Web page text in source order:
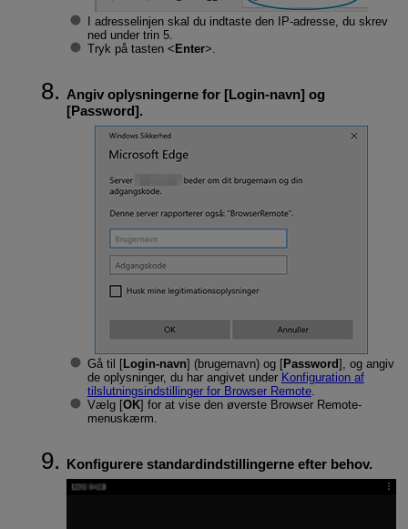
I adresselinjen skal du indtaste den IP-adresse, du skrev
ned under trin 5.
Tryk på tasten
Enter
Angiv oplysningerne for [Login-navn] og
[Password].
Gå til [Login-navn] (brugernavn) og [Password], og angiv
de oplysninger, du har angivet under Konfiguration af
tilslutningsindstillinger for Browser Remote.
Vælg [OK] for at vise den øverste Browser Remote-
menuskærm.
Konfigurere standardindstillingerne efter behov.